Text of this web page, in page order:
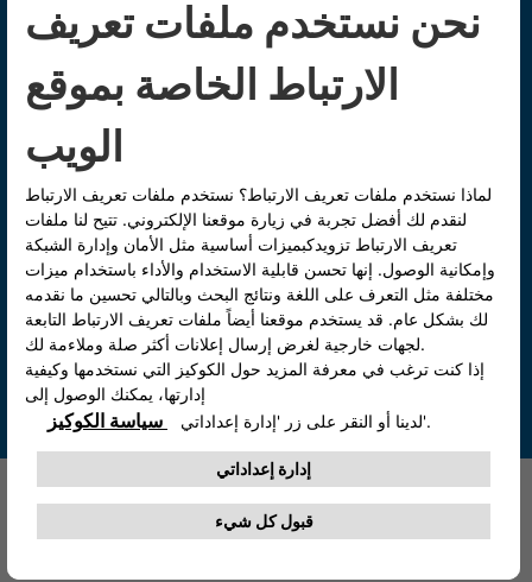
تواصل معنا للاستفسارات والتعليقات.
اتصل بنا على الرقم 19984
معارض ومراكز الخدمة: من السبت إلى الخميس، من
الساعة 9:00 صباحًا حتى 5:00 مساءًساعات عمل مركز
الاتصالات: من الساعة 9:00 صباحًا حتى 9:00 مساءً جميع
الأيام.
اتصل الان
خدمات سيارات شاملة ومتكاملة